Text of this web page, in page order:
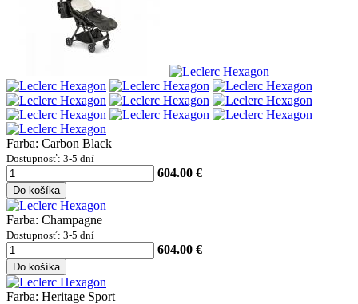
Farba: Carbon Black
Dostupnosť: 3-5 dní
604.00 €
Do košíka
Farba: Champagne
Dostupnosť: 3-5 dní
604.00 €
Do košíka
Farba: Heritage Sport